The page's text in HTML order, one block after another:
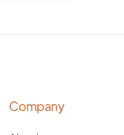
Company